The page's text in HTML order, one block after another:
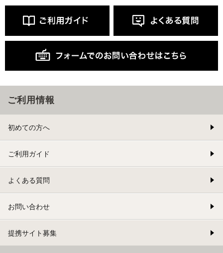
ご利用情報
初めての方へ
ご利用ガイド
よくある質問
お問い合わせ
提携サイト募集